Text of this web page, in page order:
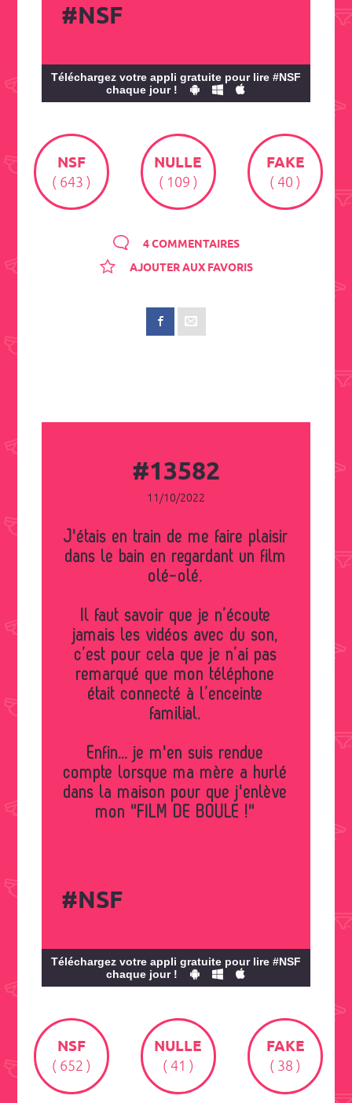
#NSF
Téléchargez votre appli gratuite pour lire #NSF
chaque jour !
NSF
( 643 )
NULLE
( 109 )
FAKE
( 40 )
4 COMMENTAIRES
AJOUTER AUX FAVORIS
#13582
11/10/2022
J'étais en train de me faire plaisir
dans le bain en regardant un film
olé-olé.
Il faut savoir que je n’écoute
jamais les vidéos avec du son,
c’est pour cela que je n’ai pas
remarqué que mon téléphone
était connecté à l’enceinte
familial.
Enfin... je m'en suis rendue
compte lorsque ma mère a hurlé
dans la maison pour que j'enlève
mon "FILM DE BOULE !"
#NSF
Téléchargez votre appli gratuite pour lire #NSF
chaque jour !
NSF
( 652 )
NULLE
( 41 )
FAKE
( 38 )